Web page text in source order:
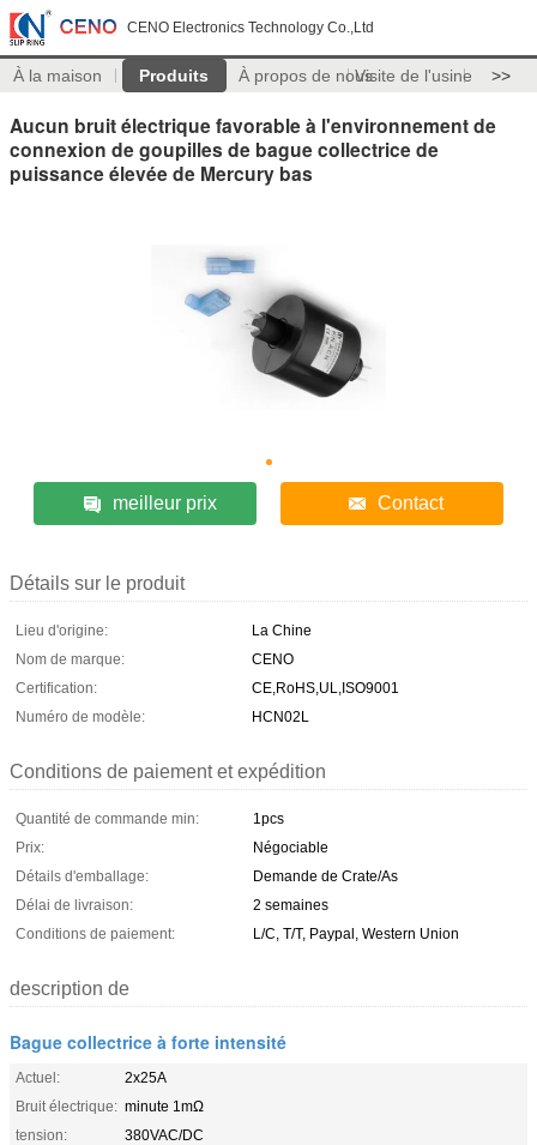
CENO Electronics Technology Co.,Ltd
À la maison Produits À propos de nousVisite de l'usine >>
Aucun bruit électrique favorable à l'environnement de
connexion de goupilles de bague collectrice de
puissance élevée de Mercury bas
meilleur prix Contact
Détails sur le produit
Lieu d'origine:
La Chine
Nom de marque:
CENO
Certification:
CE,RoHS,UL,ISO9001
Numéro de modèle:
HCN02L
Conditions de paiement et expédition
Quantité de commande min:
1pcs
Prix:
Négociable
Détails d'emballage:
Demande de Crate/As
Délai de livraison:
2 semaines
Conditions de paiement:
L/C, T/T, Paypal, Western Union
description de
Bague collectrice à forte intensité
Actuel:
2x25A
Bruit électrique: minute 1mΩ
tension:
380VAC/DC